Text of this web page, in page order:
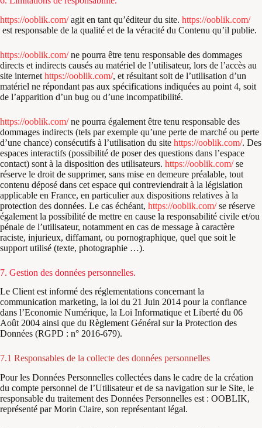
https://ooblik.com/agit en tant qu’éditeur du site. https://ooblik.com/
est responsable de la qualité et de la véracité du Contenu qu’il publie.
https://ooblik.com/ne pourra être tenu responsable des dommages
directs et indirects causés au matériel de l’utilisateur, lors de l’accès au
site internet https://ooblik.com/, et résultant soit de l’utilisation d’un
matériel ne répondant pas aux spécifications indiquées au point 4, soit
de l’apparition d’un bug ou d’une incompatibilité.
https://ooblik.com/ne pourra également être tenu responsable des
dommages indirects (tels par exemple qu’une perte de marché ou perte
d’une chance) consécutifs à l’utilisation du site https://ooblik.com/. Des
espaces interactifs (possibilité de poser des questions dans l’espace
contact) sont à la disposition des utilisateurs. https://ooblik.com/se
réserve le droit de supprimer, sans mise en demeure préalable, tout
contenu déposé dans cet espace qui contreviendrait à la législation
applicable en France, en particulier aux dispositions relatives à la
protection des données. Le cas échéant, https://ooblik.com/se réserve
également la possibilité de mettre en cause la responsabilité civile et/ou
pénale de l’utilisateur, notamment en cas de message à caractère
raciste, injurieux, diffamant, ou pornographique, quel que soit le
support utilisé (texte, photographie …).
7. Gestion des données personnelles.
Le Client est informé des réglementations concernant la
communication marketing, la loi du 21 Juin 2014 pour la confiance
dans l’Economie Numérique, la Loi Informatique et Liberté du 06
Août 2004 ainsi que du Règlement Général sur la Protection des
Données (RGPD : n° 2016-679).
7.1 Responsables de la collecte des données personnelles
Pour les Données Personnelles collectées dans le cadre de la création
du compte personnel de l’Utilisateur et de sa navigation sur le Site, le
responsable du traitement des Données Personnelles est : OOBLIK,
représenté par Morin Claire, son représentant légal.